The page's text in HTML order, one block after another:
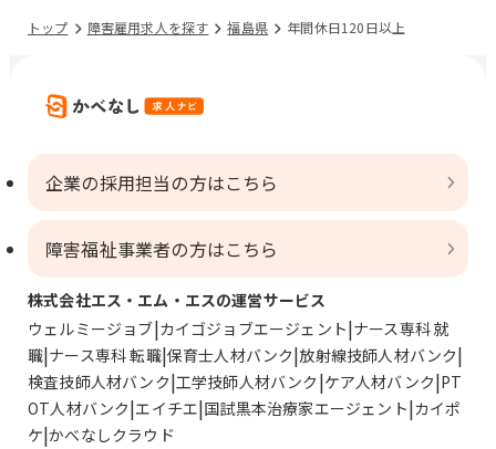
トップ 障害雇用求人を探す 福島県 年間休日120日以上
企業の採用担当の方はこちら
障害福祉事業者の方はこちら
株式会社エス・エム・エスの運営サービス
ウェルミージョブ カイゴジョブエージェント ナース専科 就
職 ナース専科 転職 保育士人材バンク 放射線技師人材バンク
検査技師人材バンク 工学技師人材バンク ケア人材バンク PT
OT人材バンク エイチエ 国試黒本治療家エージェント カイポ
ケ かべなしクラウド